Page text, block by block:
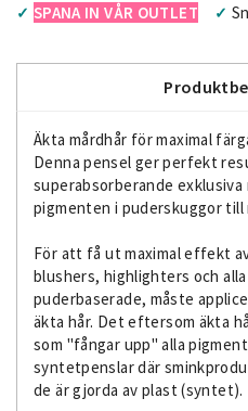
✓ SPANA IN VÅR OUTLET ✓
Äkta mårdhår för maximal
Denna pensel ger perfekt
superabsorberande
pigmenten i puderskuggor till
För att få ut maximal effekt
blushers, highlighters och
puderbaserade, måste
äkta hår. Det eftersom äkta
som "fångar upp" alla
syntetpenslar där
de är gjorda av plast (syntet).